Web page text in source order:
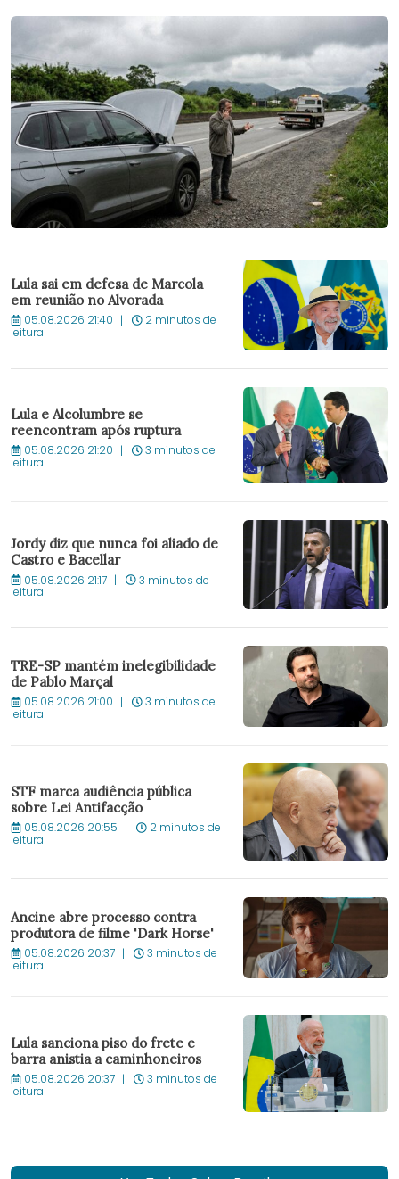
Lula sai em defesa de Marcola
em reunião no Alvorada
05.08.2026 21:40 2 minutos de
leitura
Lula e Alcolumbre se
reencontram após ruptura
05.08.2026 21:20 3 minutos de
leitura
Jordy diz que nunca foi aliado de
Castro e Bacellar
05.08.2026 21:17 3 minutos de
leitura
TRE-SP mantém inelegibilidade
de Pablo Marçal
05.08.2026 21:00 3 minutos de
leitura
STF marca audiência pública
sobre Lei Antifacção
05.08.2026 20:55 2 minutos de
leitura
Ancine abre processo contra
produtora de filme 'Dark Horse'
05.08.2026 20:37 3 minutos de
leitura
Lula sanciona piso do frete e
barra anistia a caminhoneiros
05.08.2026 20:37 3 minutos de
leitura